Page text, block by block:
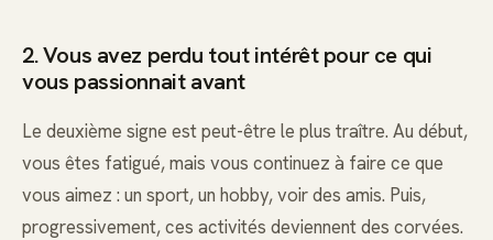
2. Vous avez perdu tout intérêt pour ce qui
vous passionnait avant
Le deuxième signe est peut-être le plus traître. Au début,
vous êtes fatigué, mais vous continuez à faire ce que
vous aimez : un sport, un hobby, voir des amis. Puis,
progressivement, ces activités deviennent des corvées.